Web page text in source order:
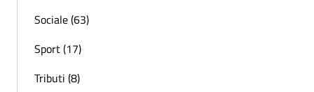
Sociale (63)
Sport (17)
Tributi (8)